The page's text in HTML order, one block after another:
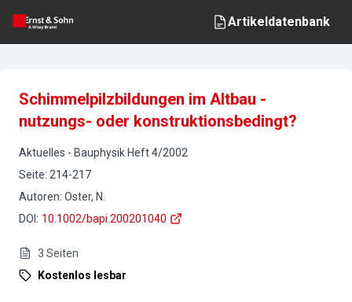
Artikeldatenbank
Schimmelpilzbildungen im Altbau -
nutzungs- oder konstruktionsbedingt?
Aktuelles - Bauphysik Heft4/2002
Seite: 214-217
Autoren: Oster, N.
DOI : 10.1002/bapi.200201040
3 Seiten
Kostenlos lesbar